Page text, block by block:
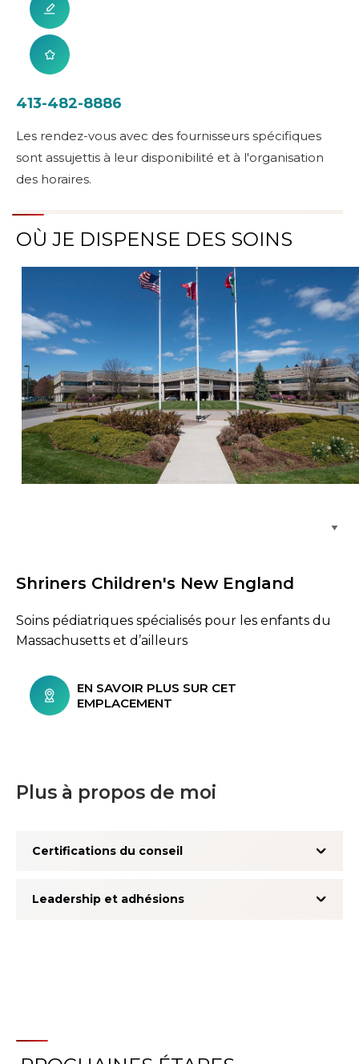
413-482-8886
Les rendez-vous avec des fournisseurs spécifiques
sont assujettis à leur disponibilité et à l'organisation
des horaires.
OÙ JE DISPENSE DES SOINS
Shriners Children's New England
Soins pédiatriques spécialisés pour les enfants du
Massachusetts et d’ailleurs
EN SAVOIR PLUS SUR CET
EMPLACEMENT
Plus à propos de moi
Certifications du conseil
Leadership et adhésions